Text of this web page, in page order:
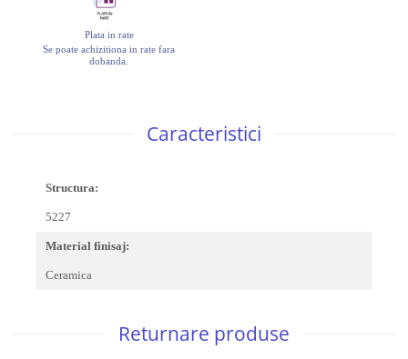
Plata in rate
Se poate achizitiona in rate fara
dobanda.
Caracteristici
Structura:
5227
Material finisaj:
Ceramica
Returnare produse